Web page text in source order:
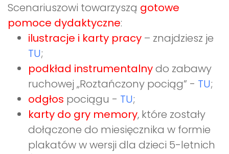
Scenariuszowi towarzyszą gotowe
pomoce dydaktyczne:
ilustracje i karty pracy – znajdziesz je
TU;
podkład instrumentalnydo zabawy
ruchowej „Roztańczony pociąg” - TU;
odgłos pociągu - TU;
karty do gry memory, które zostały
dołączone do miesięcznika w formie
plakatów w wersji dla dzieci 5-letnich